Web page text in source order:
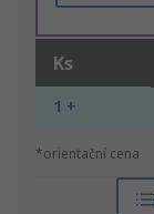
Ks
1 +
*orientační cena